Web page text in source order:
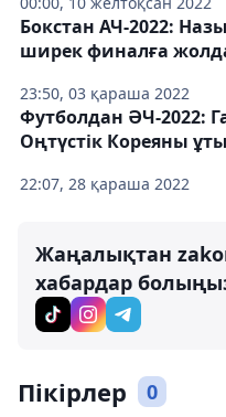
23:50, 03 қараша 2022
Бокстан АЧ-2022:
ширек финалға
22:07, 28 қараша 2022
Футболдан ӘЧ-2022:
Оңтүстік Кореяны
Жаңалықтан
хабардар
Пікірлер 0